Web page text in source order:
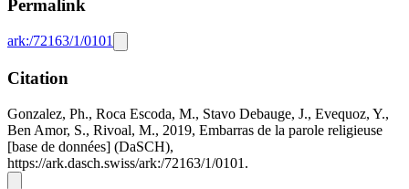
Permalink
ark:/72163/1/0101
Citation
Gonzalez, Ph., Roca Escoda, M., Stavo Debauge, J., Evequoz, Y.,
Ben Amor, S., Rivoal, M., 2019, Embarras de la parole religieuse
[base de données] (DaSCH),
https://ark.dasch.swiss/ark:/72163/1/0101.